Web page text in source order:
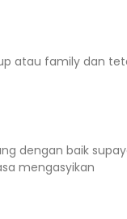
atau family dan
dengan baik
mengasyikan